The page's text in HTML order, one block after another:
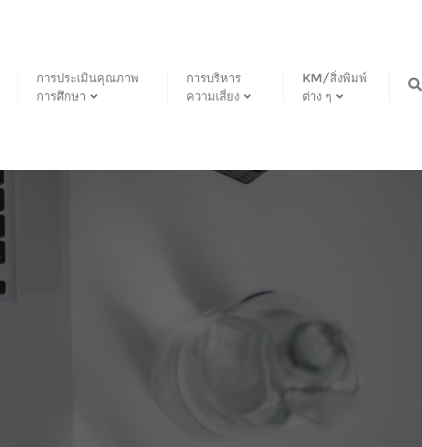
การประเมินคุณภาพ
การศึกษา
การบริหาร
ความเสี่ยง
KM/สิ่งพิมพ์
ต่าง ๆ